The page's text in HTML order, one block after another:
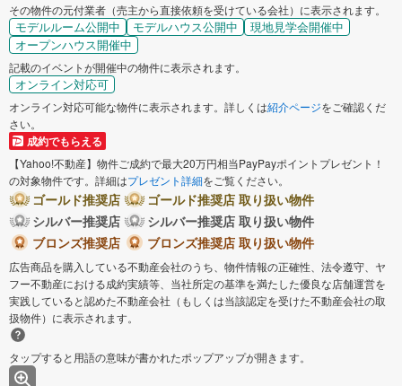
その物件の元付業者（売主から直接依頼を受けている会社）に表示されます。
モデルルーム公開中 モデルハウス公開中
現地見学会開催中
オープンハウス開催中
記載のイベントが開催中の物件に表示されます。
オンライン対応可
オンライン対応可能な物件に表示されます。詳しくは紹介ページをご確認くだ
さい。
成約でもらえる
【Yahoo!不動産】物件ご成約で最大20万円相当PayPayポイントプレゼント！
の対象物件です。詳細はプレゼント詳細をご覧ください。
ゴールド推奨店
ゴールド推奨店 取り扱い物件
シルバー推奨店
シルバー推奨店 取り扱い物件
ブロンズ推奨店
ブロンズ推奨店 取り扱い物件
広告商品を購入している不動産会社のうち、物件情報の正確性、法令遵守、ヤ
フー不動産における成約実績等、当社所定の基準を満たした優良な店舗運営を
実践していると認めた不動産会社（もしくは当該認定を受けた不動産会社の取
扱物件）に表示されます。
タップすると用語の意味が書かれたポップアップが開きます。